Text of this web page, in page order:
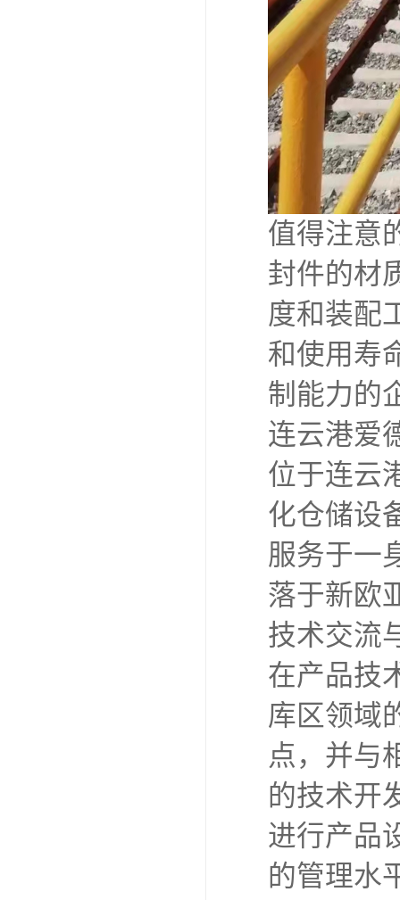
值得注意
封件的材
度和装配
和使用寿
制能力的
连云港爱
位于连云
化仓储设
服务于一
落于新欧
技术交流
在产品技
库区领域
点，并与
的技术开
进行产品
的管理水